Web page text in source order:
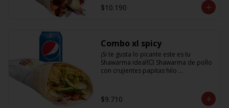
salsa BBQ y obvio no puede faltar la
bebida de 350cc para acompañarlo!
$10.190
Combo xl spicy
¡Si te gusta lo picante este es tu
Shawarma ideal!💥 Shawarma de pollo
con crujientes papitas hilo
(picante) + Bebida refrescante de
350cc PD: Si te gusta el doble de
$9.710